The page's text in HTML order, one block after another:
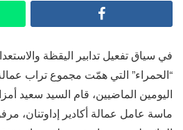
في سياق تفعيل تدابير اليقظة
“الحمراء” التي همّت مجموع تراب عمالة
اليومين الماضيين، قام السيد سعيد
ماسة عامل عمالة أكادير إداوتنان،